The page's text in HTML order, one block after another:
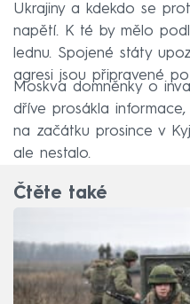
Ukrajiny a kdekdo se
napětí. K té by mělo
lednu. Spojené státy
agresi jsou připravené
Moskva domněnky o
dříve prosákla
na začátku prosince v
ale nestalo.
Čtěte také